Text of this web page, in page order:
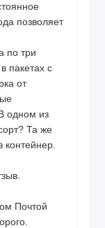
позволяет
по три
пакетах с
от
одном из
Та же
контейнер.
Почтой